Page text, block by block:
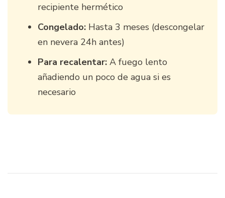
recipiente hermético
Congelado: Hasta 3 meses (descongelar
en nevera 24h antes)
Para recalentar: A fuego lento
añadiendo un poco de agua si es
necesario